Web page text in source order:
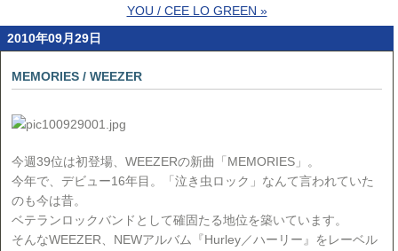
YOU / CEE LO GREEN »
2010年09月29日
MEMORIES / WEEZER
今週39位は初登場、WEEZERの新曲「MEMORIES」。
今年で、デビュー16年目。「泣き虫ロック」なんて言われていた
のも今は昔。
ベテランロックバンドとして確固たる地位を築いています。
そんなWEEZER、NEWアルバム『Hurley／ハーリー』をレーベル